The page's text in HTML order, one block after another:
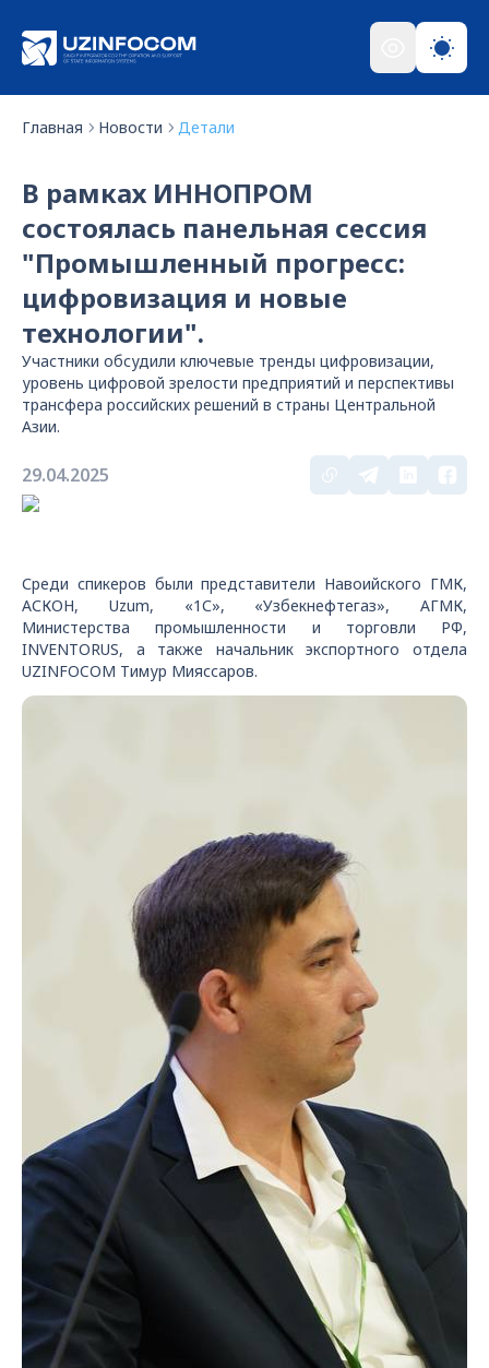
Главная Новости Детали
В рамках ИННОПРОМ
состоялась панельная сессия
"Промышленный прогресс:
цифровизация и новые
технологии".
Участники обсудили ключевые тренды цифровизации,
уровень цифровой зрелости предприятий и перспективы
трансфера российских решений в страны Центральной
Азии.
29.04.2025
Среди спикеров были представители Навоийского ГМК,
АСКОН, Uzum, «1С», «Узбекнефтегаз», АГМК,
Министерства промышленности и торговли РФ,
INVENTORUS, а также начальник экспортного отдела
UZINFOCOM Тимур Мияссаров.